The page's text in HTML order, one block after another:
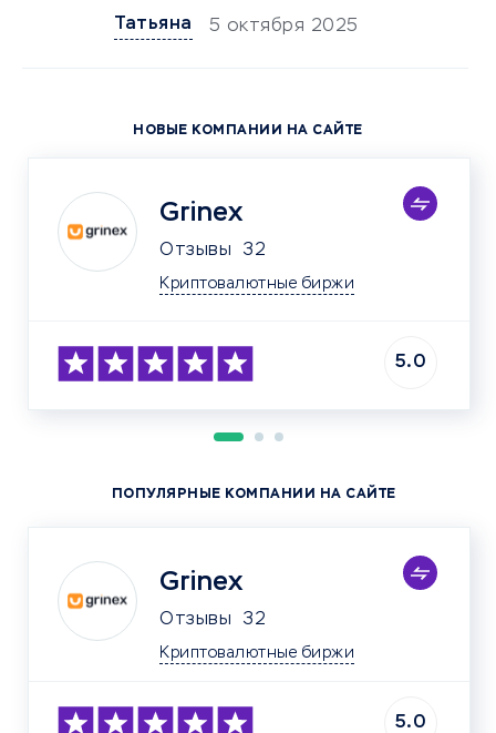
Татьяна
5 октября 2025
НОВЫЕ КОМПАНИИ НА САЙТЕ
Grinex
Отзывы 32
Криптовалютные биржи
5.0
ПОПУЛЯРНЫЕ КОМПАНИИ НА САЙТЕ
Grinex
Отзывы 32
Криптовалютные биржи
5.0